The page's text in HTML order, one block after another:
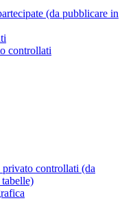
(da pubblicare in
controllati
controllati (da